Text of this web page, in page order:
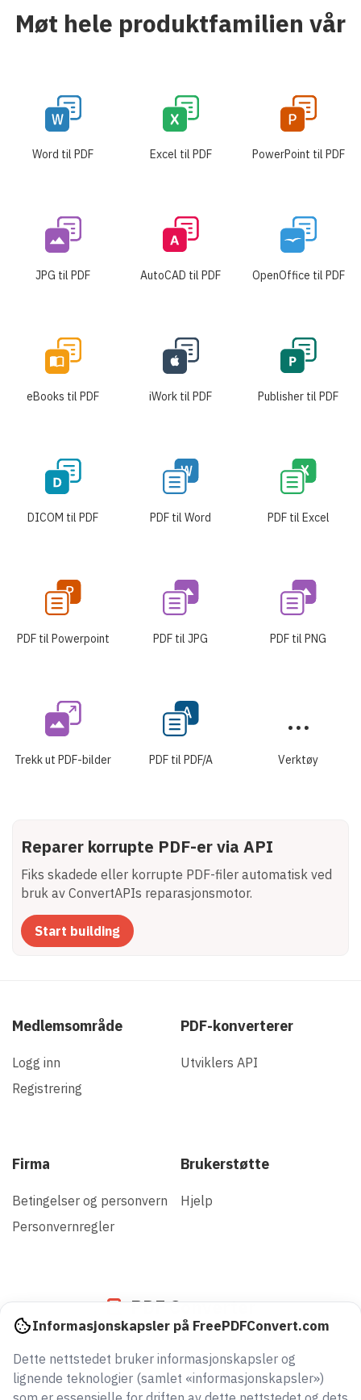
Møt hele produktfamilien vår
Word til PDF Excel til PDF PowerPoint til PDF
JPG til PDF AutoCAD til PDF OpenOffice til PDF
eBooks til PDF iWork til PDF Publisher til PDF
DICOM til PDF PDF til Word PDF til Excel
PDF til Powerpoint PDF til JPG PDF til PNG
Trekk ut PDF-bilder PDF til PDF/A Verktøy
Reparer korrupte PDF-er via API
Fiks skadede eller korrupte PDF-filer automatisk ved
bruk av ConvertAPIs reparasjonsmotor.
Start building
Medlemsområde
Logg inn
Registrering
PDF-konverterer
Utviklers API
Firma
Betingelser og personvern
Personvernregler
Brukerstøtte
Hjelp
PDF Converter
945756579064
filer konvertert siden 2005
Informasjonskapsler på FreePDFConvert.com
Dette nettstedet bruker informasjonskapsler og
lignende teknologier (samlet «informasjonskapsler»)